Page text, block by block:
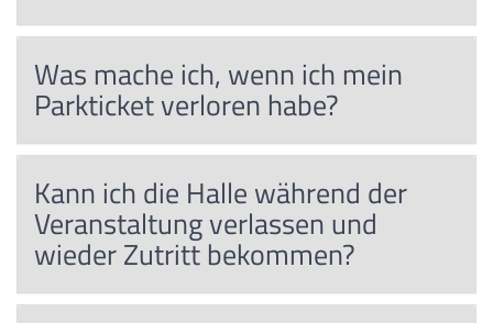
Was mache ich, wenn ich mein
Parkticket verloren habe?
Kann ich die Halle während der
Veranstaltung verlassen und
wieder Zutritt bekommen?